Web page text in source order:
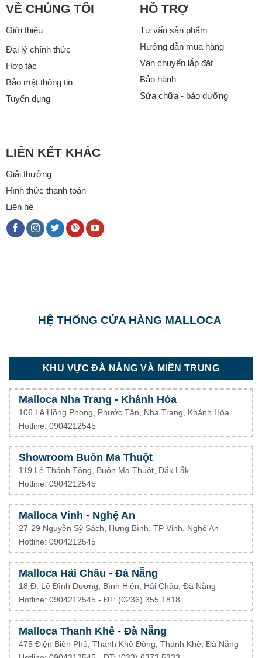
VỀ CHÚNG TÔI
Giới thiệu
Đại lý chính thức
Hợp tác
Bảo mật thông tin
Tuyển dụng
HỖ TRỢ
Tư vấn sản phẩm
Hướng dẫn mua hàng
Vận chuyển lắp đặt
Bảo hành
Sửa chữa - bảo dưỡng
LIÊN KẾT KHÁC
Giải thưởng
Hình thức thanh toán
Liên hệ
HỆ THỐNG CỬA HÀNG MALLOCA
KHU VỰC ĐÀ NẴNG VÀ MIỀN TRUNG
Malloca Nha Trang - Khánh Hòa
106 Lê Hồng Phong, Phước Tân, Nha Trang, Khánh Hòa
Hotline: 0904212545
Showroom Buôn Ma Thuột
119 Lê Thánh Tông, Buôn Ma Thuột, Đắk Lắk
Hotline: 0904212545
Malloca Vinh - Nghệ An
27-29 Nguyễn Sỹ Sách, Hưng Bình, TP Vinh, Nghệ An
Hotline: 0904212545
Malloca Hải Châu - Đà Nẵng
18 Đ. Lê Đình Dương, Bình Hiên, Hải Châu, Đà Nẵng
Hotline: 0904212545 - ĐT: (0236) 355 1818
Malloca Thanh Khê - Đà Nẵng
475 Điện Biên Phủ, Thanh Khê Đông, Thanh Khê, Đà Nẵng